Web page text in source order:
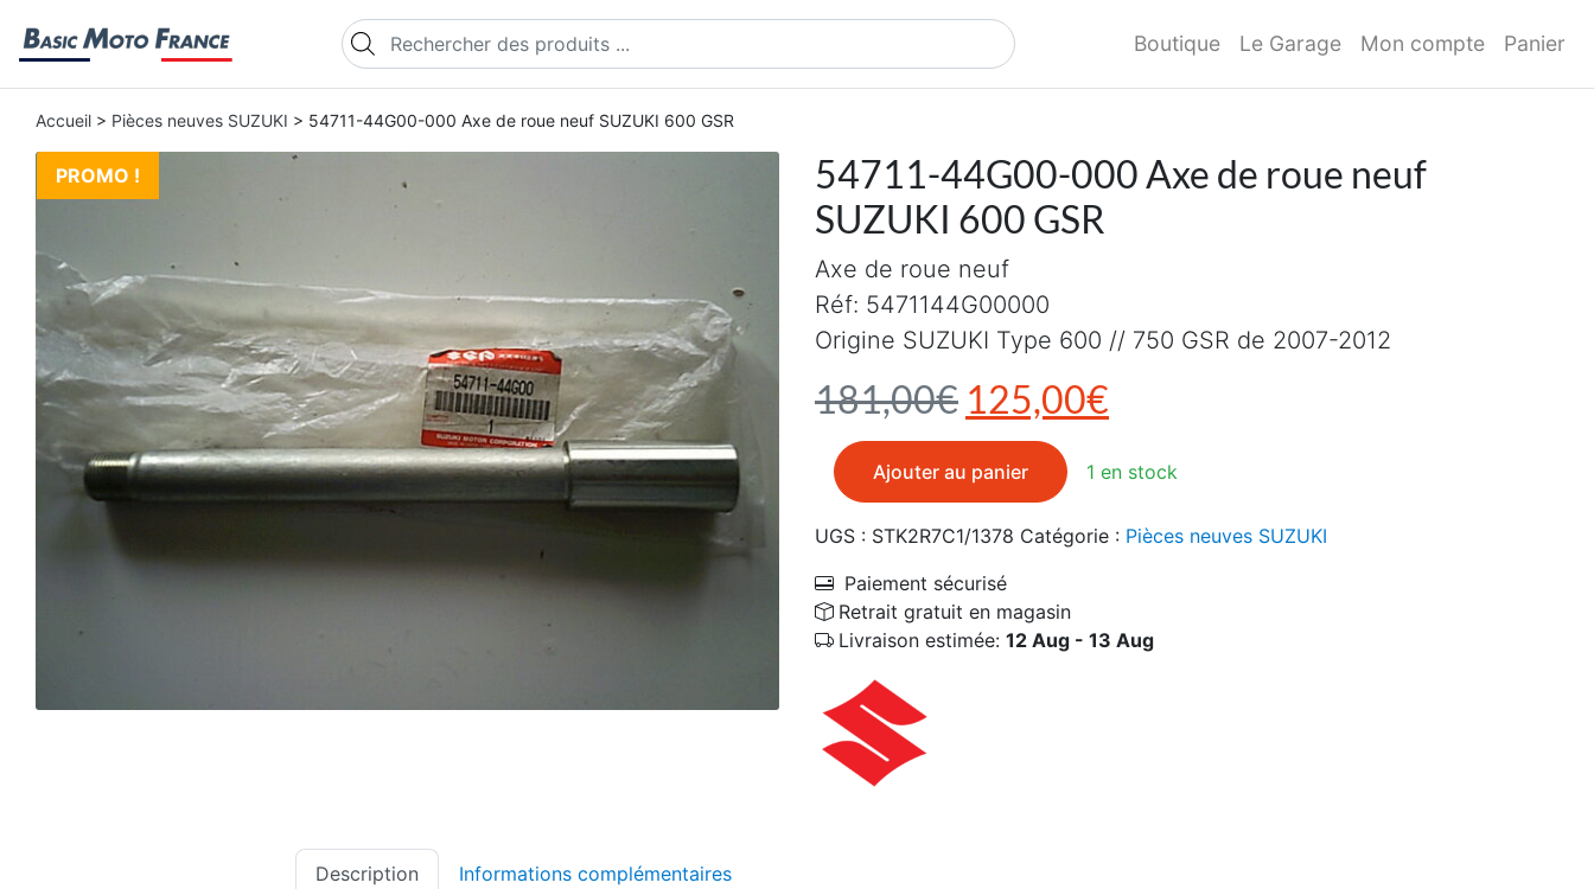
Recherche de produits Boutique Le Garage Mon compte Panier
Accueil > Pièces neuves SUZUKI > 54711-44G00-000 Axe de roue neuf SUZUKI 600 GSR
PROMO !
54711-44G00-000 Axe de roue neuf
SUZUKI 600 GSR
181,00€ Le prix initial était : 181,00€.
125,00€
Axe de roue neuf
Réf: 5471144G00000
Origine SUZUKI Type 600 // 750 GSR de 2007-2012
1 en stock
quantité de 54711-44G00-000 Axe de roue neuf SUZUKI 600 GSR
Ajouter au panier
UGS : STK2R7C1/1378 Catégorie : Pièces neuves SUZUKI
Paiement sécurisé
Retrait gratuit en magasin
Livraison estimée: 12 Aug - 13 Aug
Description Informations complémentaires